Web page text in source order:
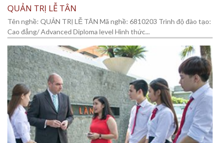
QUẢN TRỊ LỄ TÂN
Tên nghề: QUẢN TRỊ LỄ TÂN Mã nghề: 6810203 Trình độ đào tạo:
Cao đẳng/ Advanced Diploma level Hình thức...